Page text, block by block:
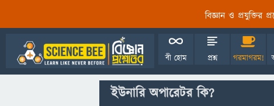
বিজ্ঞান ও প্রযুক্তির
বী হোম প্রশ্ন গরমাগরম!
ইউনারি অপারেটর কি?